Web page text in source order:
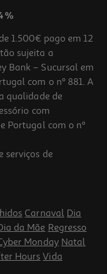
Frango 150g
%
1.500€ pago em 12
sujeita a
Bank – Sucursal em
com o nº 881. A
qualidade de
com
Portugal com o nº
serviços de
Carnaval Dia
da Mãe Regresso
Monday Natal
Hours Vida